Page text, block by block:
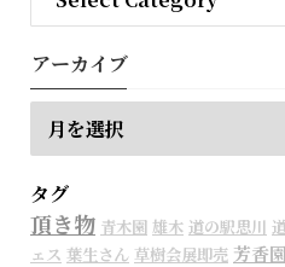
アーカイブ
タグ
頂き物 青木園 雄木 道の駅思川
ェス 葉生さん 草樹会展即売 芳香園